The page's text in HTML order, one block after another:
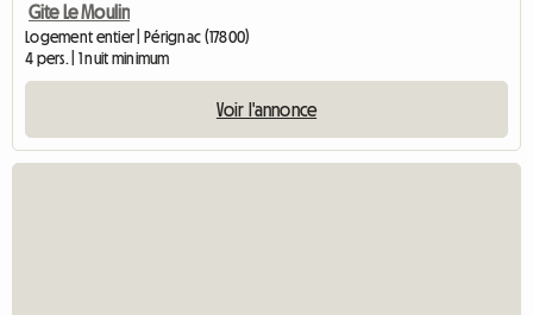
Gite Le Moulin
Logement entier | Pérignac (17800)
4 pers. | 1 nuit minimum
Voir l'annonce